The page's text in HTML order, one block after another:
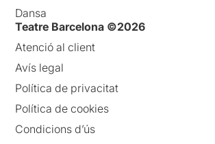
Dansa
Teatre Barcelona ©2026
Atenció al client
Avís legal
Política de privacitat
Política de cookies
Condicions d’ús